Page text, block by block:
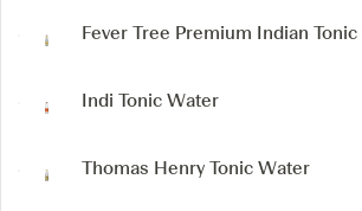
Fever Tree Premium Indian
Indi Tonic Water
Thomas Henry Tonic Water